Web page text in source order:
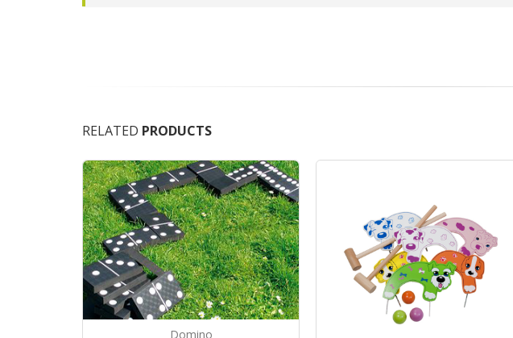
RELATED PRODUCTS
Domino